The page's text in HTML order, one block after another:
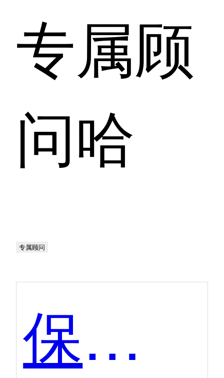
专属顾
问哈
专属顾问
保全网